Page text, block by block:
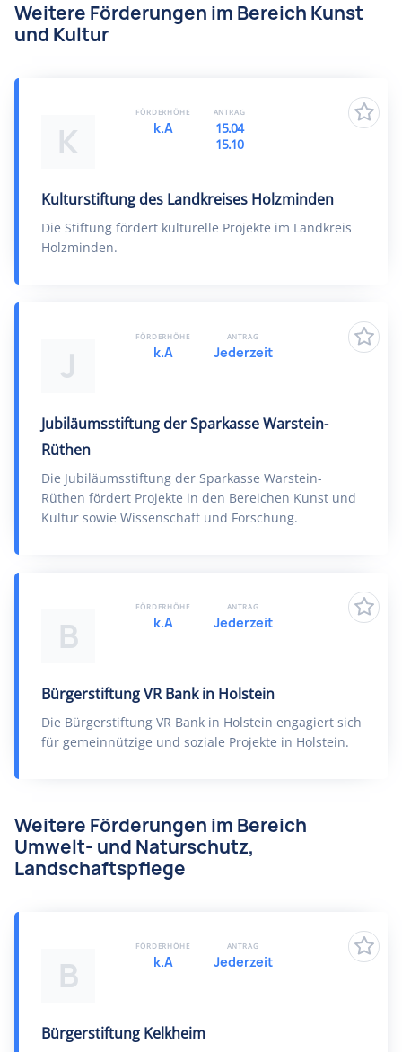
Weitere Förderungen im Bereich Kunst
und Kultur
K
Kulturstiftung des Landkreises Holzminden
Die Stiftung fördert kulturelle Projekte im Landkreis
Holzminden.
FÖRDERHÖHE
k.A
ANTRAG
15.04
15.10
J
Jubiläumsstiftung der Sparkasse Warstein-
Rüthen
Die Jubiläumsstiftung der Sparkasse Warstein-
Rüthen fördert Projekte in den Bereichen Kunst und
Kultur sowie Wissenschaft und Forschung.
FÖRDERHÖHE
k.A
ANTRAG
Jederzeit
B
Bürgerstiftung VR Bank in Holstein
Die Bürgerstiftung VR Bank in Holstein engagiert sich
für gemeinnützige und soziale Projekte in Holstein.
FÖRDERHÖHE
k.A
ANTRAG
Jederzeit
Weitere Förderungen im Bereich
Umwelt- und Naturschutz,
Landschaftspflege
B
Bürgerstiftung Kelkheim
FÖRDERHÖHE
k.A
ANTRAG
Jederzeit